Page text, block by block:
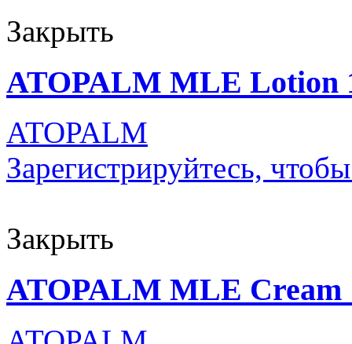
Закрыть
ATOPALM MLE Lotion
ATOPALM
Зарегистрируйтесь,
Закрыть
ATOPALM MLE Cream